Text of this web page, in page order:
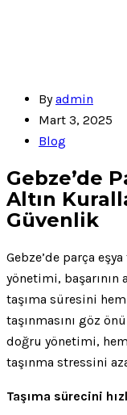
Byadmin
Mart 3, 2025
Blog
Gebze’de
Altın
Güvenlik
Gebze’de parça
yönetimi, başarının
taşıma süresini
taşınmasını göz
doğru yönetimi,
taşınma stressini
Taşıma sürecini